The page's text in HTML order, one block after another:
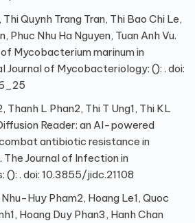
Quynh Trang Tran, Thi Bao Chi Le,
Phuc Nhu Ha Nguyen, Tuan Anh Vu.
Mycobacterium marinum in
Journal of Mycobacteriology: (): . doi:
Thanh L Phan2, Thi T Ung1, Thi KL
Reader: an AI-powered
antibiotic resistance in
Journal of Infection in
(): . doi: 10.3855/jidc.21108
Huy Pham2, Hoang Le1, Quoc
Hoang Duy Phan3, Hanh Chan